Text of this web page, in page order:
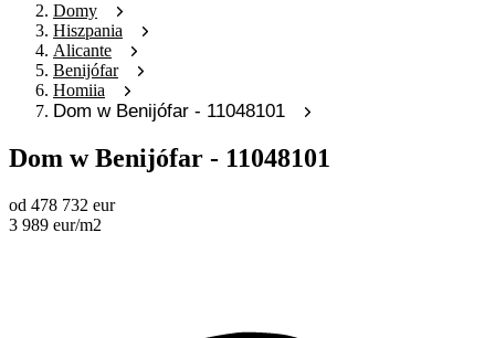
Domy
Hiszpania
Alicante
Benijófar
Homiia
Dom w Benijófar - 11048101
Dom w Benijófar - 11048101
od 478 732 eur
3 989 eur/m2